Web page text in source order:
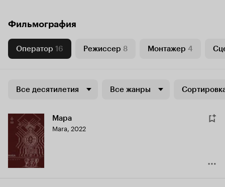
Фильмография
Оператор 16 Режиссер 8 Монтажер 4
Все десятилетия Все жанры
Мара
Mara, 2022